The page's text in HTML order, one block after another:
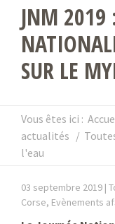
JNM 2019
SUR LE
Vous êtes ici :
actualités /
l'eau
03 septembre 2019 |
Corse, Evènements